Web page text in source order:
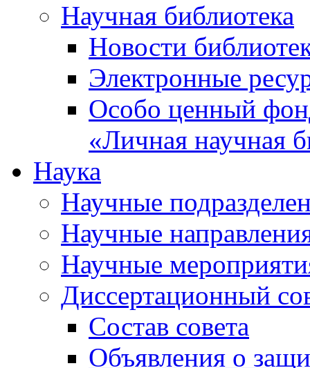
Научная библиотека
Новости
Электронные
Особо ценный
«Личная научная
Наука
Научные
Научные
Научные
Диссертационный
Состав совета
Объявления о